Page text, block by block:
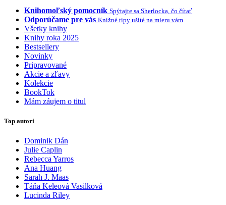
Knihomoľský pomocník Spýtajte sa Sherlocka, čo čítať
Odporúčame pre vás Knižné tipy ušité na mieru vám
Všetky knihy
Knihy roka 2025
Bestsellery
Novinky
Pripravované
Akcie a zľavy
Kolekcie
BookTok
Mám záujem o titul
Top autori
Dominik Dán
Julie Caplin
Rebecca Yarros
Ana Huang
Sarah J. Maas
Táňa Keleová Vasilková
Lucinda Riley